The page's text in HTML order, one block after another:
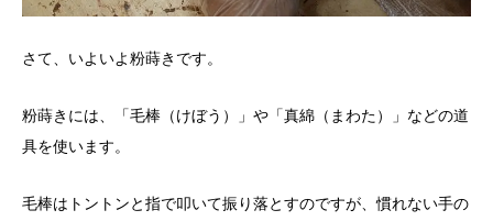
さて、いよいよ粉蒔きです。
粉蒔きには、「毛棒（けぼう）」や「真綿（まわた）」などの道
具を使います。
毛棒はトントンと指で叩いて振り落とすのですが、慣れない手の